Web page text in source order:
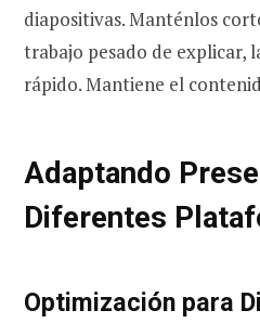
diapositivas. Manténlos
trabajo pesado de explicar,
rápido. Mantiene el
Adaptando
Diferentes
Optimización para